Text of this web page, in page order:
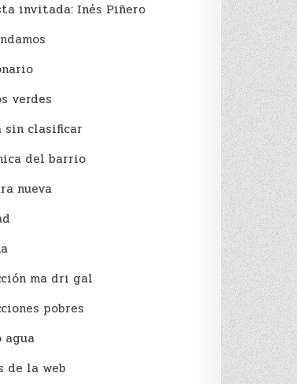
invitada: Inés Piñero
verdes
sin clasificar
del barrio
nueva
ma dri gal
pobres
agua
de la web